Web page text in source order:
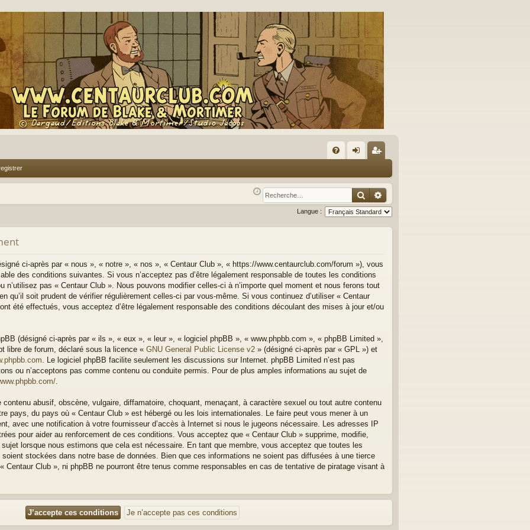
Q ne
xi
nr
eg
r
Rechercher
Recherche avancée
Langue :
ci-après par « nous », « notre », « nos », « Centaur Club », « https://www.centaurclub.com/forum »), vous
des conditions suivantes. Si vous n’acceptez pas d’être légalement responsable de toutes les conditions
n’utilisez pas « Centaur Club ». Nous pouvons modifier celles-ci à n’importe quel moment et nous ferons tout
qu’il soit prudent de vérifier régulièrement celles-ci par vous-même. Si vous continuez d’utiliser « Centaur
été effectués, vous acceptez d’être légalement responsable des conditions découlant des mises à jour et/ou
(désigné ci-après par « ils », « eux », « leur », « logiciel phpBB », « www.phpbb.com », « phpBB Limited »,
libre de forum, déclaré sous la licence « GNU General Public License v2 » (désigné ci-après par « GPL ») et
. Le logiciel phpBB facilite seulement les discussions sur Internet. phpBB Limited n’est pas
ou n’acceptons pas comme contenu ou conduite permis. Pour de plus amples informations au sujet de
.
abusif, obscène, vulgaire, diffamatoire, choquant, menaçant, à caractère sexuel ou tout autre contenu
pays, du pays où « Centaur Club » est hébergé ou les lois internationales. Le faire peut vous mener à un
avec une notification à votre fournisseur d’accès à Internet si nous le jugeons nécessaire. Les adresses IP
pour aider au renforcement de ces conditions. Vous acceptez que « Centaur Club » supprime, modifie,
sujet lorsque nous estimons que cela est nécessaire. En tant que membre, vous acceptez que toutes les
stockées dans notre base de données. Bien que ces informations ne soient pas diffusées à une tierce
Centaur Club », ni phpBB ne pourront être tenus comme responsables en cas de tentative de piratage visant à